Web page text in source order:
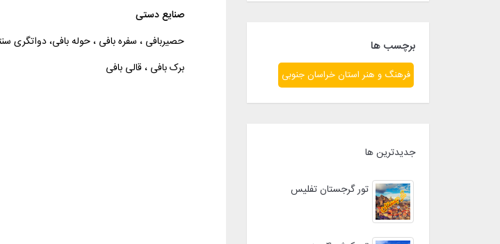
برچسب ها
فرهنگ و هنر استان خراسان جنوبی
جدیدترین ها
تور گرجستان تفلیس
صنایع دستی
حصیربافی ، سفره بافی ، حوله بافی،
برک بافی ، قالی بافی